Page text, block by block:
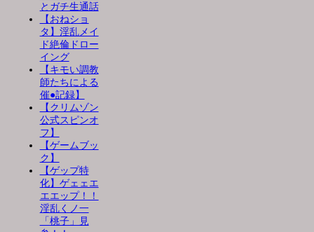
とガチ生通話
【おねショ
タ】淫乱メイ
ド絶倫ドロー
イング
【キモい調教
師たちによる
催●記録】
【クリムゾン
公式スピンオ
フ】
【ゲームブッ
ク】
【ゲップ特
化】ゲェェエ
エエップ！！
淫乱くノ一
「桃子」見